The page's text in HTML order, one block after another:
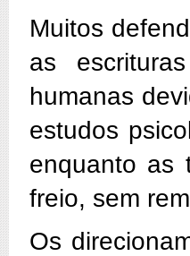
Muitos
as
humanas
estudos
enquanto as
freio, sem
Os